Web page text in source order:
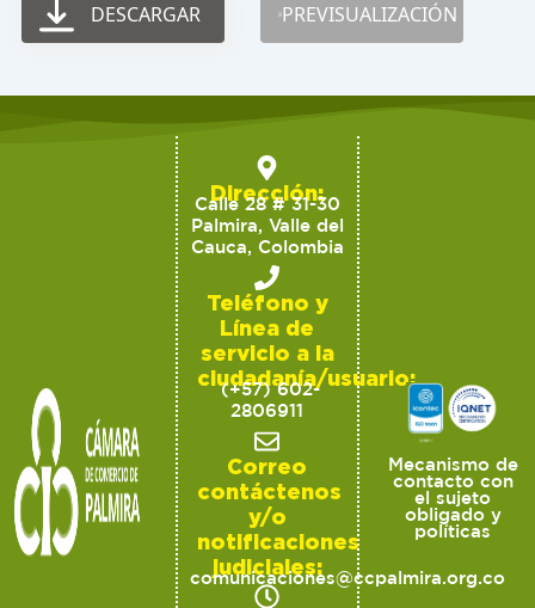
DESCARGAR PREVISUALIZACIÓN
Dirección:
Calle 28 # 31-30
Palmira, Valle del
Cauca, Colombia
Teléfono y
Línea de
servicio a la
ciudadanía/usuario:
(+57) 602-
2806911
Correo
contáctenos
y/o
notificaciones
judiciales:
comunicaciones@ccpalmira.org.co
Mecanismo de
contacto con
el sujeto
obligado y
políticas